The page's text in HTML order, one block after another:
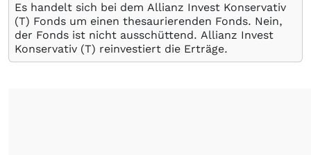
Es handelt sich bei dem Allianz Invest Konservativ
(T) Fonds um einen thesaurierenden Fonds. Nein,
der Fonds ist nicht ausschüttend. Allianz Invest
Konservativ (T) reinvestiert die Erträge.